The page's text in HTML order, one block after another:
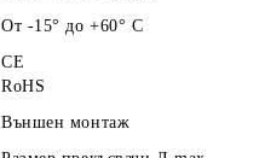
От -15° до +60° C
CE
RoHS
Външен монтаж